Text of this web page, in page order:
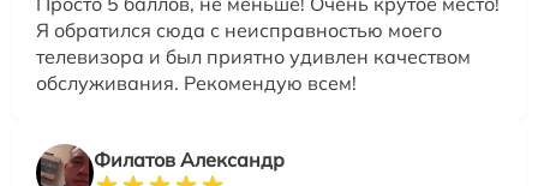
Я обратился сюда с неисправностью моего
телевизора и был приятно удивлен качеством
обслуживания. Рекомендую всем!
Филатов Александр